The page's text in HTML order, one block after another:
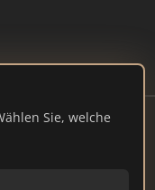
Sie, welche